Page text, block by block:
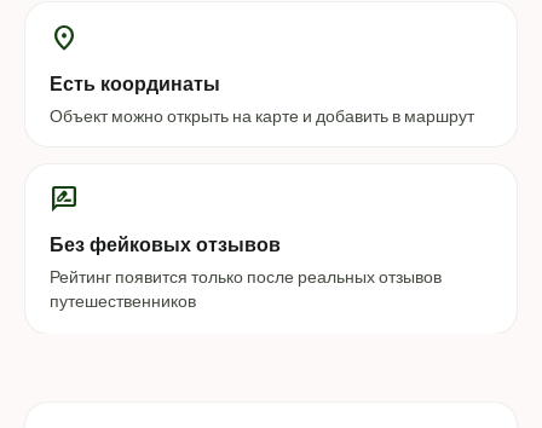
location_on
Есть координаты
Объект можно открыть на карте и добавить в маршрут
rate_review
Без фейковых отзывов
Рейтинг появится только после реальных отзывов
путешественников